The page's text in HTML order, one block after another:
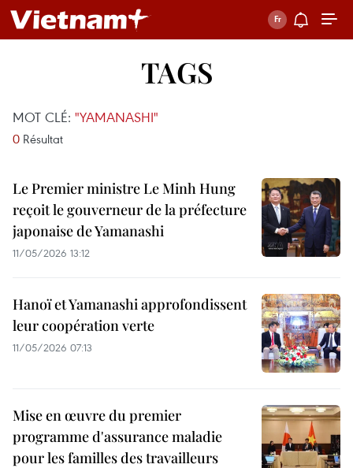
TAGS
MOT CLÉ: "YAMANASHI"
0 Résultat
Le Premier ministre Le Minh Hung
reçoit le gouverneur de la préfecture
japonaise de Yamanashi
11/05/2026 13:12
Hanoï et Yamanashi approfondissent
leur coopération verte
11/05/2026 07:13
Mise en œuvre du premier
programme d'assurance maladie
pour les familles des travailleurs